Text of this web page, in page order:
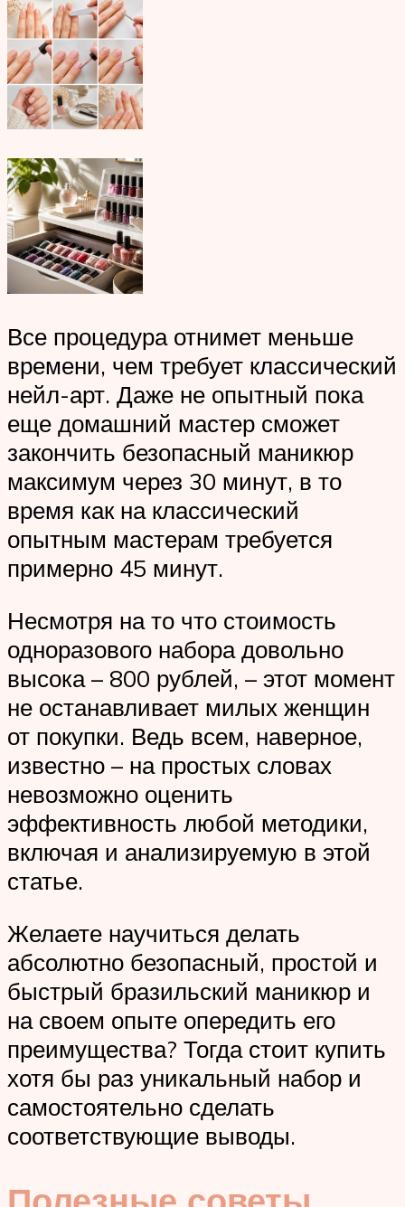
Все процедура отнимет меньше
времени, чем требует классический
нейл-арт. Даже не опытный пока
еще домашний мастер сможет
закончить безопасный маникюр
максимум через 30 минут, в то
время как на классический
опытным мастерам требуется
примерно 45 минут.
Несмотря на то что стоимость
одноразового набора довольно
высока – 800 рублей, – этот момент
не останавливает милых женщин
от покупки. Ведь всем, наверное,
известно – на простых словах
невозможно оценить
эффективность любой методики,
включая и анализируемую в этой
статье.
Желаете научиться делать
абсолютно безопасный, простой и
быстрый бразильский маникюр и
на своем опыте опередить его
преимущества? Тогда стоит купить
хотя бы раз уникальный набор и
самостоятельно сделать
соответствующие выводы.